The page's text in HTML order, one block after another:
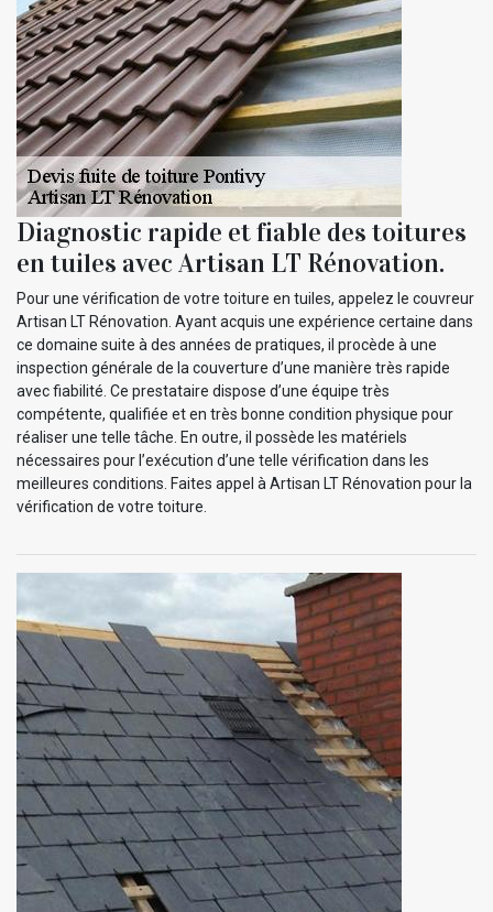
Diagnostic rapide et fiable des toitures
en tuiles avec Artisan LT Rénovation.
Pour une vérification de votre toiture en tuiles, appelez le couvreur
Artisan LT Rénovation. Ayant acquis une expérience certaine dans
ce domaine suite à des années de pratiques, il procède à une
inspection générale de la couverture d’une manière très rapide
avec fiabilité. Ce prestataire dispose d’une équipe très
compétente, qualifiée et en très bonne condition physique pour
réaliser une telle tâche. En outre, il possède les matériels
nécessaires pour l’exécution d’une telle vérification dans les
meilleures conditions. Faites appel à Artisan LT Rénovation pour la
vérification de votre toiture.